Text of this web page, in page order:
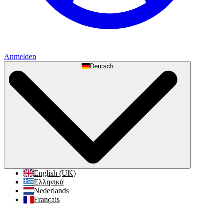
Anmelden
Deutsch
English (UK)
Ελληνικά
Nederlands
Français